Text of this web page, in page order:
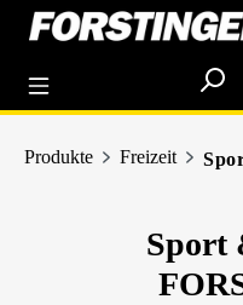
springen
Produkte Freizeit
Sport